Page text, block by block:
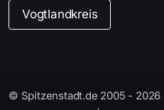
Vogtlandkreis
© Spitzenstadt.de 2005 - 2026 |